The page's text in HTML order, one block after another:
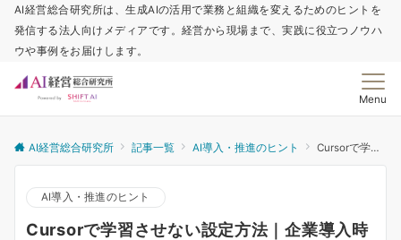
AI経営総合研究所は、生成AIの活用で業務と組織を変えるためのヒントを
発信する法人向けメディアです。経営から現場まで、実践に役立つノウハ
ウや事例をお届けします。
Menu
AI経営総合研究所 記事一覧 AI導入・推進のヒント Cursorで学習させない設定方法｜企業導入時のプライバシー対策完全ガイド
AI導入・推進のヒント
Cursorで学習させない設定方法｜企業導入時